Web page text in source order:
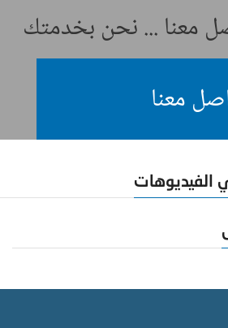
معنا ... نحن بخدمتك
معنا
الفيديوهات